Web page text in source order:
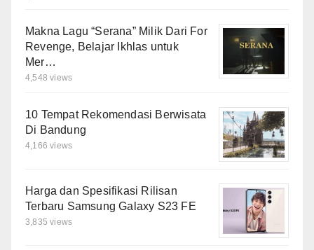
Makna Lagu “Serana” Milik Dari For
Revenge, Belajar Ikhlas untuk
Mer…
4,548 views
10 Tempat Rekomendasi Berwisata
Di Bandung
4,166 views
Harga dan Spesifikasi Rilisan
Terbaru Samsung Galaxy S23 FE
3,835 views